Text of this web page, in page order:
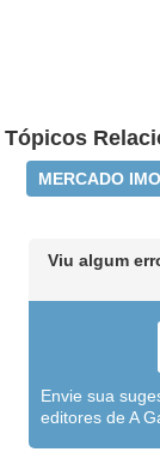
Tópicos
MERCADO
Viu algum
Envie sua
editores de A